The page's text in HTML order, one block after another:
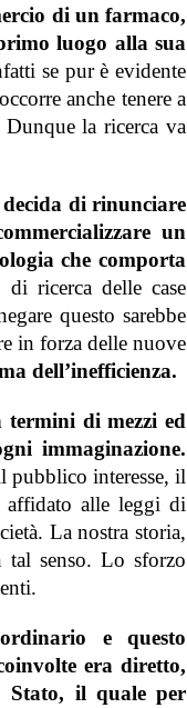
di un farmaco,
luogo alla sua
se pur è evidente
anche tenere a
Dunque la ricerca va
decida di rinunciare
un
che comporta
ricerca delle case
questo sarebbe
in forza delle nuove
dell’inefficienza.
termini di mezzi ed
immaginazione.
pubblico interesse, il
affidato alle leggi di
La nostra storia,
senso. Lo sforzo
e questo
era diretto,
Stato, il quale per